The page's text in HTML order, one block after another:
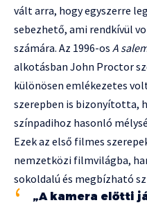
vált arra, hogy egyszerre
sebezhető, ami rendkívül
számára. Az 1996-os A
alkotásban John Proctor
különösen emlékezetes
szerepben is bizonyította,
színpadihoz hasonló
Ezek az első filmes
nemzetközi filmvilágba,
sokoldalú és megbízható
„A kamera előtti